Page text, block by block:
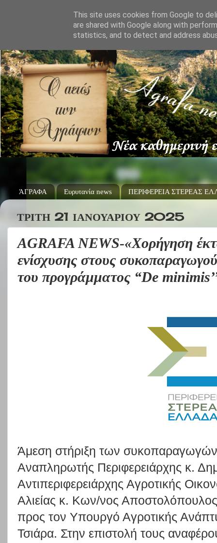
ΆΓΡΑΦΑ Ευρυτανία news ΠΕΡΙΦΕΡΕΙΑ ΣΤΕΡΕΑΣ
ΤΡΊΤΗ 21 ΙΑΝΟΥΑΡΊΟΥ 2025
AGRAFA NEWS-«Χορήγηση
ενίσχυσης στους
του προγράμματος “De
Άμεση στήριξη των
Αναπληρωτής Περιφερειάρχης κ.
Αντιπεριφερειάρχης Αγροτικής
Αλιείας κ. Κων/νος
προς τον Υπουργό Αγροτικής
Τσιάρα. Στην επιστολή τους
This site uses cookies from Google to
are shared with Google along with
statistics, and to detect and address